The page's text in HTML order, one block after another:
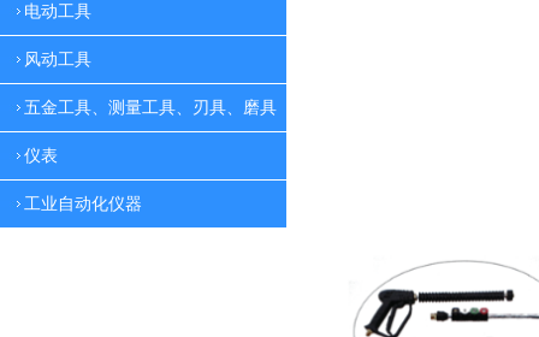
电动工具
风动工具
五金工具、测量工具、刃具、磨具
仪表
工业自动化仪器